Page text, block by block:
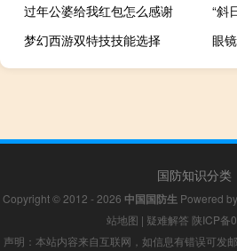
过年公婆给我红包怎么感谢
“斜
梦幻西游双特技技能选择
眼
国防知识分类
Copyright © 2012 - 2026 中国国防生 Powered by
站地图 | 疑难解答 陕ICP备
声明：本站内容来自互联网，如信息有错误可发